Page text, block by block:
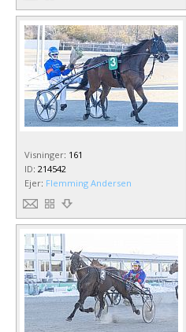
Visninger: 161
ID: 214542
Ejer: Flemming Andersen